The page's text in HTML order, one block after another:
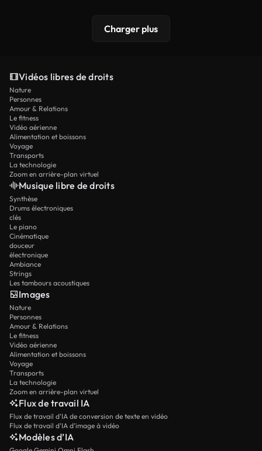
Charger plus
Vidéos libres de droits
Nature
Personnes
Amour & Relations
Le fitness
Vidéo aérienne
Alimentation et boissons
Voyage
Transports
La technologie
Zoom en arrière-plan virtuel
Musique libre de droits
Synthèse
Drums électroniques
clés
Le piano
Cinématique
douceur
électronique
Ambiance
Strings
Les tambours acoustiques
Images
Nature
Personnes
Amour & Relations
Le fitness
Vidéo aérienne
Alimentation et boissons
Voyage
Transports
La technologie
Zoom en arrière-plan virtuel
Flux de travail IA
Flux de travail d’IA de conversion de texte en vidéo
Flux de travail d’IA d’image à vidéo
Modèles d’IA